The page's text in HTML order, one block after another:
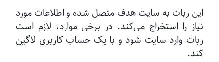
این ربات به سایت هدف متصل شده و اطلاعات مورد
نیاز را استخراج می‌کند. در برخی موارد، لازم است
ربات وارد سایت شود و با یک حساب کاربری لاگین
کند.